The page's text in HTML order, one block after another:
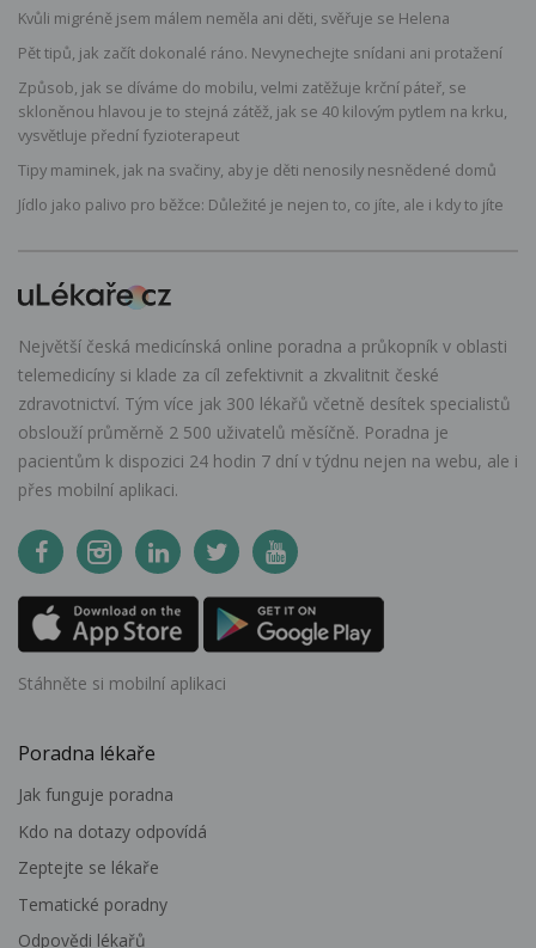
Kvůli migréně jsem málem neměla ani děti, svěřuje se Helena
Pět tipů, jak začít dokonalé ráno. Nevynechejte snídani ani protažení
Způsob, jak se díváme do mobilu, velmi zatěžuje krční páteř, se
skloněnou hlavou je to stejná zátěž, jak se 40 kilovým pytlem na krku,
vysvětluje přední fyzioterapeut
Tipy maminek, jak na svačiny, aby je děti nenosily nesnědené domů
Jídlo jako palivo pro běžce: Důležité je nejen to, co jíte, ale i kdy to jíte
Největší česká medicínská online poradna a průkopník v oblasti
telemedicíny si klade za cíl zefektivnit a zkvalitnit české
zdravotnictví. Tým více jak 300 lékařů včetně desítek specialistů
obslouží průměrně 2 500 uživatelů měsíčně. Poradna je
pacientům k dispozici 24 hodin 7 dní v týdnu nejen na webu, ale i
přes mobilní aplikaci.
Stáhněte si mobilní aplikaci
Poradna lékaře
Jak funguje poradna
Kdo na dotazy odpovídá
Zeptejte se lékaře
Tematické poradny
Odpovědi lékařů